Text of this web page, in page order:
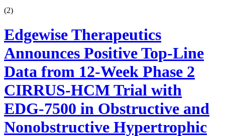
(2)
Edgewise Therapeutics
Announces Positive Top-Line
Data from 12-Week Phase 2
CIRRUS-HCM Trial with
EDG-7500 in Obstructive and
Nonobstructive Hypertrophic